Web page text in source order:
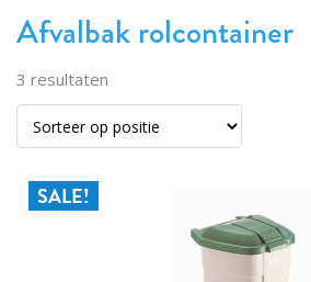
Afvalbak rolcontainer
3 resultaten
SALE!